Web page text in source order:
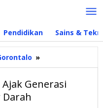
Pendidikan Sains &
»
PMI,
Idah
Generasi
Darah